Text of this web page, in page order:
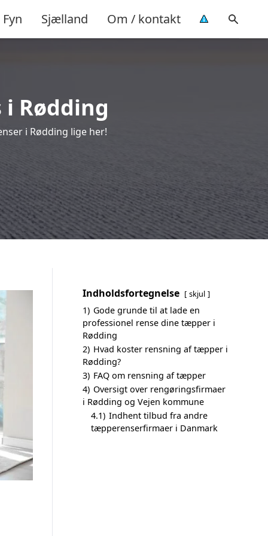
Fyn Sjælland Om / kontakt
Rødding
i Rødding lige her!
Indholdsfortegnelse skjul
1) Gode grunde til at lade en
professionel rense dine tæpper i
Rødding
2) Hvad koster rensning af tæpper i
Rødding?
3) FAQ om rensning af tæpper
4) Oversigt over rengøringsfirmaer
i Rødding og Vejen kommune
4.1) Indhent tilbud fra andre
tæpperenserfirmaer i Danmark